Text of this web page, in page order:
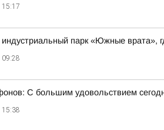
15:17
парк «Южные врата»,
09:28
С большим удовольствием
15:38